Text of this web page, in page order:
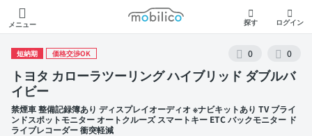
メニュー
モビリコ
探す ログイン
短納期 価格交渉OK 0 0
トヨタ カローラツーリング ハイブリッド ダブルバ
イビー
禁煙車 整備記録簿あり ディスプレイオーディオ ※ナビキットあり TV ブライ
ンドスポットモニター オートクルーズ スマートキー ETC バックモニター ド
ライブレコーダー 衝突軽減